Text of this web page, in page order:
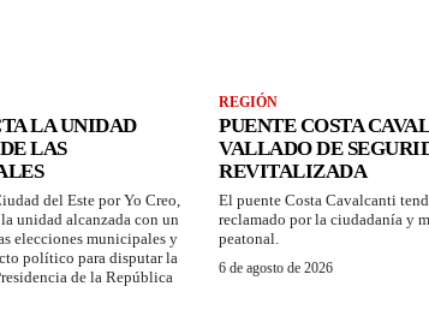
LA UNIDAD
LAS
del Este por Yo Creo,
unidad alcanzada con un
elecciones municipales y
político para disputar la
de la República
REGIÓN
PUENTE COSTA
VALLADO DE
REVITALIZADA
El puente Costa Cavalcanti
reclamado por la ciudadanía y
peatonal.
6 de agosto de 2026